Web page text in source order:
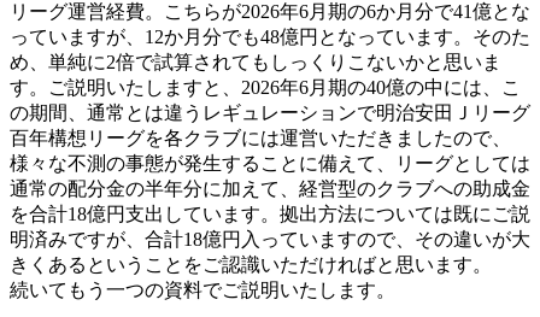
リーグ運営経費。こちらが2026年6月期の6か月分で41億とな
っていますが、12か月分でも48億円となっています。そのた
め、単純に2倍で試算されてもしっくりこないかと思いま
す。ご説明いたしますと、2026年6月期の40億の中には、こ
の期間、通常とは違うレギュレーションで明治安田Ｊリーグ
百年構想リーグを各クラブには運営いただきましたので、
様々な不測の事態が発生することに備えて、リーグとしては
通常の配分金の半年分に加えて、経営型のクラブへの助成金
を合計18億円支出しています。拠出方法については既にご説
明済みですが、合計18億円入っていますので、その違いが大
きくあるということをご認識いただければと思います。
続いてもう一つの資料でご説明いたします。